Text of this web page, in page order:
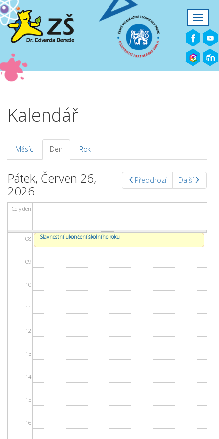
Přejít k hlavnímu obsahu
Toggle
Kalendář
Hlavní záložky
Měsíc Den (aktivní
záložka)
Rok
Předchozí Další
Pátek, Červen 26,
2026
Celý den
Před 01
03
04
06
08
09
10
11
12
13
14
15
16
Slavnostní ukončení školního roku